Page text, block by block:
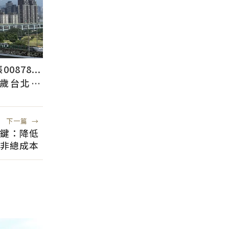
00878...
台北人
下一篇 →
：降低
總成本